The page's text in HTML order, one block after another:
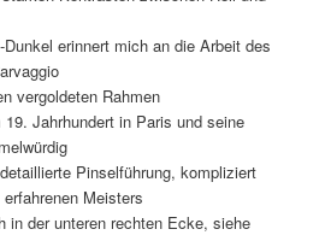
erinnert mich an die Arbeit des
vergoldeten Rahmen
Jahrhundert in Paris und seine
Pinselführung, kompliziert
Meisters
in der unteren rechten Ecke, siehe